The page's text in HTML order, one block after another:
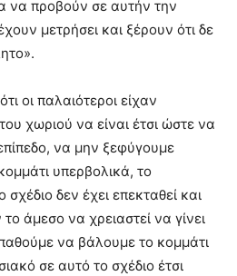
να προβούν σε αυτήν την
μετρήσει και ξέρουν ότι δε
οι παλαιότεροι είχαν
χωριού να είναι έτσι ώστε να
να μην ξεφύγουμε
υπερβολικά, το
σχέδιο δεν έχει επεκταθεί και
άμεσο να χρειαστεί να γίνει
να βάλουμε το κομμάτι
σε αυτό το σχέδιο έτσι